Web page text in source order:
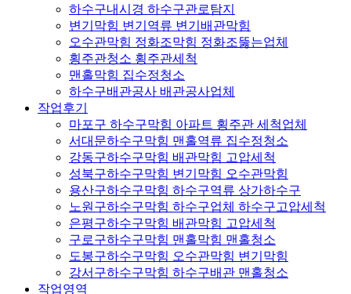
하수구내시경 하수구관로탐지
변기막힘 변기역류 변기배관막힘
오수관막힘 정화조막힘 정화조뚫는업체
횡주관청소 횡주관세척
맨홀막힘 집수정청소
하수구배관공사 배관공사업체
작업후기
마포구 하수구막힘 아파트 횡주관 세척업체
서대문하수구막힘 맨홀역류 집수정청소
강동구하수구막힘 배관막힘 고압세척
성북구하수구막힘 변기막힘 오수관막힘
용산구하수구막힘 하수구역류 상가하수구
노원구하수구막힘 하수구업체 하수구고압세척
은평구하수구막힘 배관막힘 고압세척
구로구하수구막힘 맨홀막힘 맨홀청소
도봉구하수구막힘 오수관막힘 변기막힘
강서구하수구막힘 하수구배관 맨홀청소
작업영역